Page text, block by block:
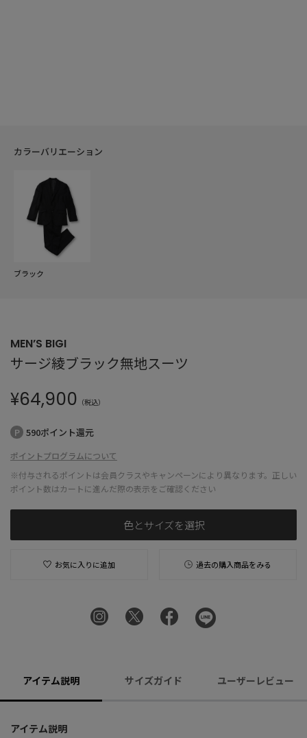
カラーバリエーション
ブラック
MEN’S BIGI
サージ綾ブラック無地スーツ
¥64,900 （税込）
590ポイント還元
ポイントプログラムについて
※付与されるポイントは会員クラスやキャンペーンにより異なります。正しい
ポイント数はカートに進んだ際の表示をご確認ください
色とサイズを選択
お気に入りに追加 過去の購入商品をみる
アイテム説明 サイズガイド ユーザーレビュー
アイテム説明